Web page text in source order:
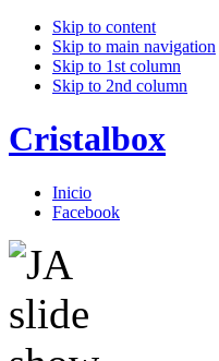
Skip to content
Skip to main navigation
Skip to 1st column
Skip to 2nd column
Cristalbox
Inicio
Facebook